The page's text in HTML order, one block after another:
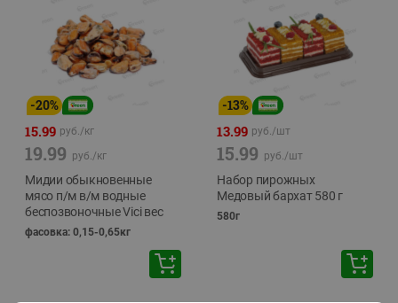
-20%
15.99 руб./кг
19.99 руб./кг
Мидии обыкновенные
мясо п/м в/м водные
беспозвоночные Vici вес
фасовка: 0,15-0,65кг
-13%
13.99 руб./шт
15.99 руб./шт
Набор пирожных
Медовый бархат 580 г
580г